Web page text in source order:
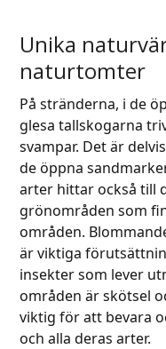
Unika
naturtomter
På stränderna, i de
glesa tallskogarna
svampar. Det är
de öppna
arter hittar också till
grönområden som
områden.
är viktiga
insekter som lever
områden är skötsel
viktig för att bevara
och alla deras arter.